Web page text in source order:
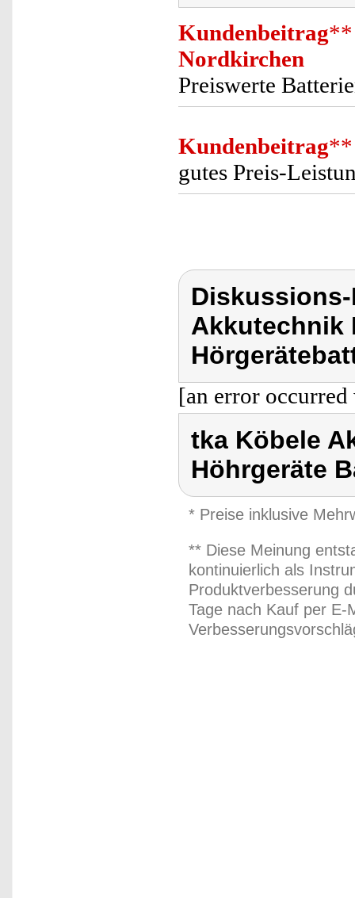
Kundenbeitrag**
Nordkirchen
Preiswerte
Kundenbeitrag**
gutes Preis-
Akkutechnik
[an error
tka Köbele
Höhrgeräte
* Preise inklusive
** Diese Meinung
kontinuierlich als
Produktverbesserung
Tage nach Kauf per E-